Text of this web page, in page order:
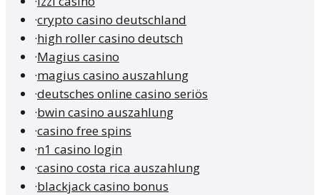
·crypto casino deutschland
·high roller casino deutsch
·Magius casino
·magius casino auszahlung
·deutsches online casino seriös
·bwin casino auszahlung
·casino free spins
·n1 casino login
·casino costa rica auszahlung
·blackjack casino bonus